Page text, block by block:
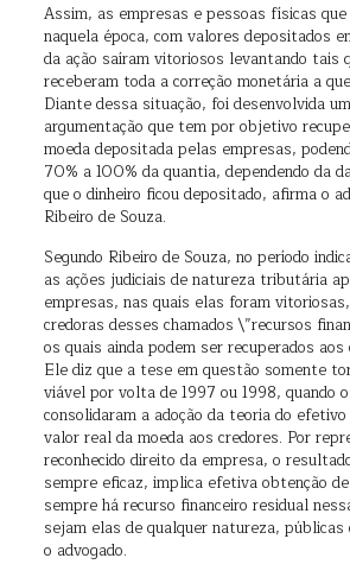
Assim, as empresas e pessoas físicas
naquela época, com valores depositados
da ação saíram vitoriosos levantando tais
receberam toda a correção monetária a
Diante dessa situação, foi desenvolvida
argumentação que tem por objetivo
moeda depositada pelas empresas,
70% a 100% da quantia, dependendo da
que o dinheiro ficou depositado, afirma o
Ribeiro de Souza.
Segundo Ribeiro de Souza, no período
as ações judiciais de natureza tributária
empresas, nas quais elas foram
credoras desses chamados \”recursos
os quais ainda podem ser recuperados
Ele diz que a tese em questão somente
viável por volta de 1997 ou 1998, quando
consolidaram a adoção da teoria do
valor real da moeda aos credores. Por
reconhecido direito da empresa, o
sempre eficaz, implica efetiva obtenção
sempre há recurso financeiro residual
sejam elas de qualquer natureza,
o advogado.